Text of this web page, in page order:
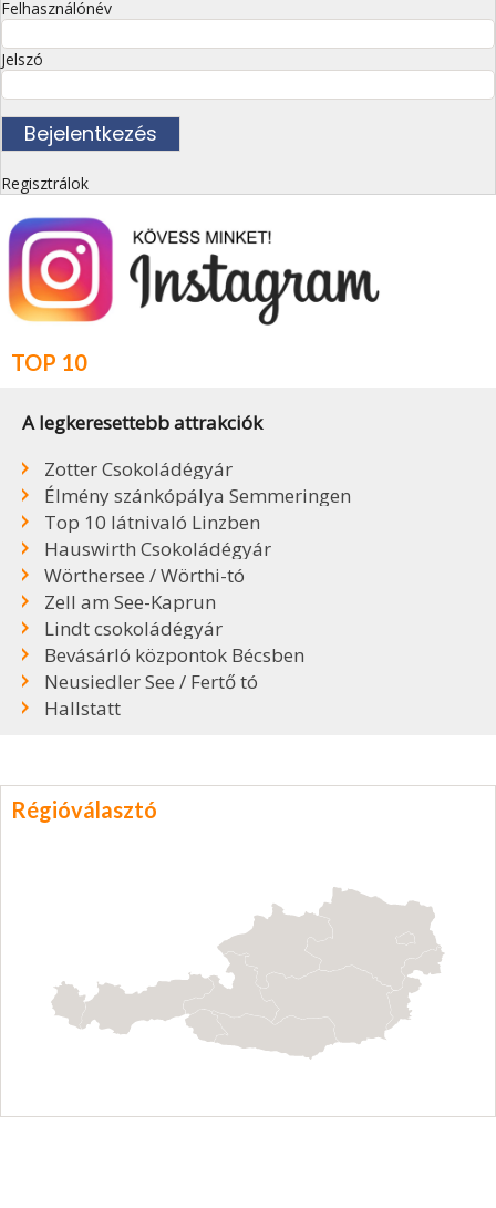
Felhasználónév
Jelszó
Regisztrálok
TOP 10
A legkeresettebb attrakciók
Zotter Csokoládégyár
Élmény szánkópálya Semmeringen
Top 10 látnivaló Linzben
Hauswirth Csokoládégyár
Wörthersee / Wörthi-tó
Zell am See-Kaprun
Lindt csokoládégyár
Bevásárló központok Bécsben
Neusiedler See / Fertő tó
Hallstatt
Régióválasztó